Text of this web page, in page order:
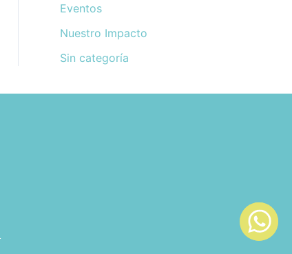
Eventos
Nuestro Impacto
Sin categoría